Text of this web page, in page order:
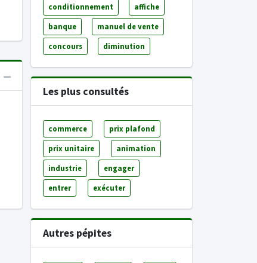
conditionnement affiche
banque manuel de vente
concours diminution
Les plus consultés
commerce prix plafond
prix unitaire animation
industrie engager
entrer exécuter
Autres pépites